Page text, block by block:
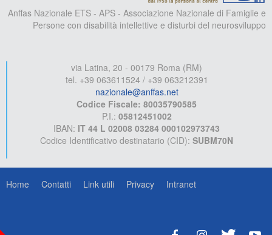
Anffas Nazionale ETS - APS - Associazione Nazionale di Famiglie e
Persone con disabilità intellettive e disturbi del neurosviluppo
via Latina, 20 - 00179 Roma (RM)
tel. +39 063611524 / +39 063212391
nazionale@anffas.net
Codice Fiscale: 80035790585
P.I.: 05812451002
IBAN: IT 44 L 02008 03284 000102973743
Codice Identificativo destinatario (CID): SUBM70N
Home Contatti Link utili Privacy Intranet